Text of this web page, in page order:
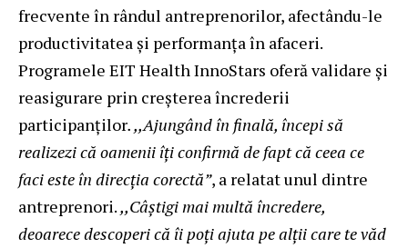
frecvente în rândul antreprenorilor, afectându-le
productivitatea și performanța în afaceri.
Programele EIT Health InnoStars oferă validare și
reasigurare prin creșterea încrederii
participanților. ,,Ajungând în finală, începi să
realizezi că oamenii îți confirmă de fapt că ceea ce
faci este în direcția corectă”, a relatat unul dintre
antreprenori.,,Câștigi mai multă încredere,
deoarece descoperi că îi poți ajuta pe alții care te văd